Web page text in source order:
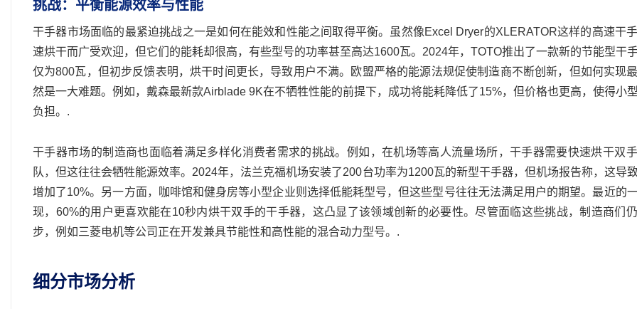
挑战：平衡能源效率与性能
干手器市场面临的最紧迫挑战之一是如何在能效和性能之间取得平衡。虽然像Excel Dryer的XLERATOR这样的高速干
速烘干而广受欢迎，但它们的能耗却很高，有些型号的功率甚至高达1600瓦。2024年，TOTO推出了一款新的节能型干
仅为800瓦，但初步反馈表明，烘干时间更长，导致用户不满。欧盟严格的能源法规促使制造商不断创新，但如何实现
然是一大难题。例如，戴森最新款Airblade 9K在不牺牲性能的前提下，成功将能耗降低了15%，但价格也更高，使得小
负担。.
干手器市场的制造商也面临着满足多样化消费者需求的挑战。例如，在机场等高人流量场所，干手器需要快速烘干双
队，但这往往会牺牲能源效率。2024年，法兰克福机场安装了200台功率为1200瓦的新型干手器，但机场报告称，这导
增加了10%。另一方面，咖啡馆和健身房等小型企业则选择低能耗型号，但这些型号往往无法满足用户的期望。最近的
现，60%的用户更喜欢能在10秒内烘干双手的干手器，这凸显了该领域创新的必要性。尽管面临这些挑战，制造商们
步，例如三菱电机等公司正在开发兼具节能性和高性能的混合动力型号。.
细分市场分析